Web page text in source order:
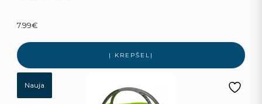
7.99€
Į KREPŠELĮ
Nauja